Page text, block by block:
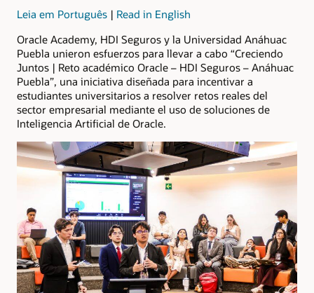
Leia em Português | Read in English
Oracle Academy, HDI Seguros y la Universidad Anáhuac
Puebla unieron esfuerzos para llevar a cabo “Creciendo
Juntos | Reto académico Oracle – HDI Seguros – Anáhuac
Puebla”, una iniciativa diseñada para incentivar a
estudiantes universitarios a resolver retos reales del
sector empresarial mediante el uso de soluciones de
Inteligencia Artificial de Oracle.